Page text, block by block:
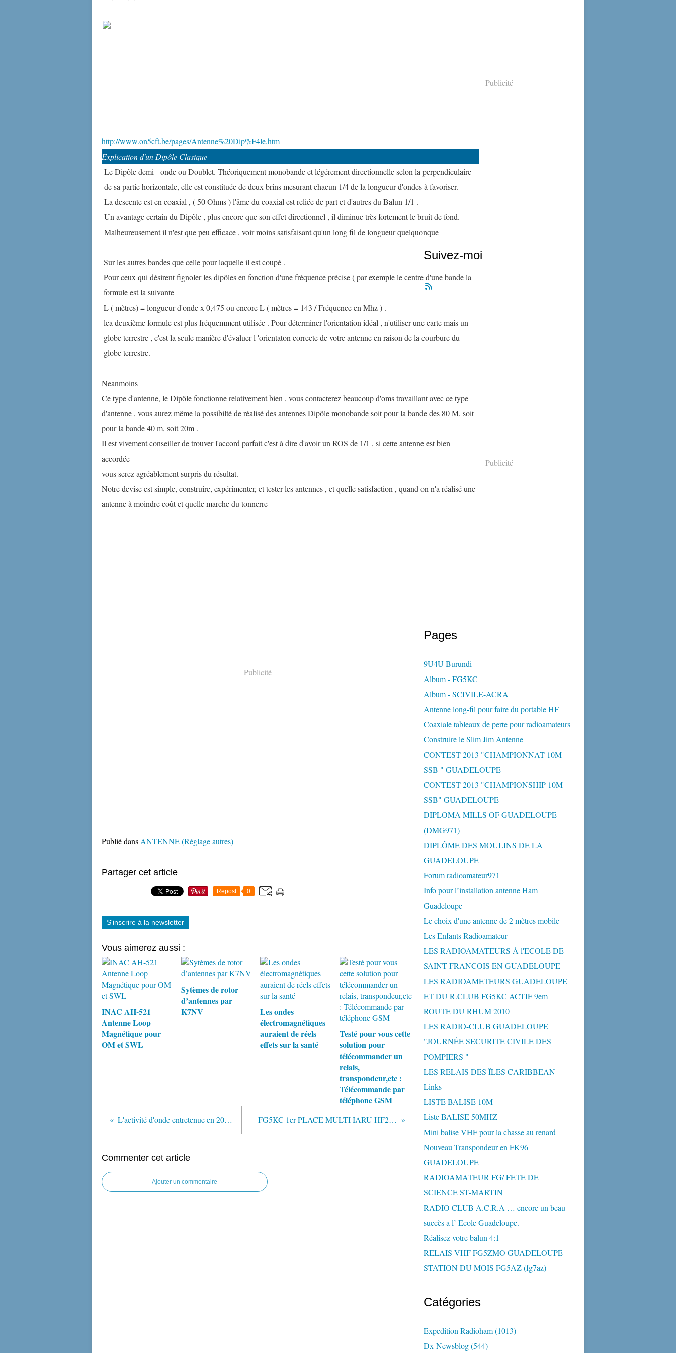
http://www.on5cft.be/pages/Antenne%20Dip%F4le.htm
Explication d'un Dipôle Clasique
Le Dipôle demi - onde ou Doublet. Théoriquement monobande et légérement directionnelle selon la perpendiculaire
de sa partie horizontale, elle est constituée de deux brins mesurant chacun 1/4 de la longueur d'ondes à favoriser.
La descente est en coaxial , ( 50 Ohms ) l'âme du coaxial est reliée de part et d'autres du Balun 1/1 .
Un avantage certain du Dipôle , plus encore que son effet directionnel , il diminue très fortement le bruit de fond.
Malheureusement il n'est que peu efficace , voir moins satisfaisant qu'un long fil de longueur quelquonque
Sur les autres bandes que celle pour laquelle il est coupé .
Pour ceux qui désirent fignoler les dipôles en fonction d'une fréquence précise ( par exemple le centre d'une bande la
formule est la suivante
L ( mètres) = longueur d'onde x 0,475 ou encore L ( mètres = 143 / Fréquence en Mhz ) .
lea deuxième formule est plus fréquemment utilisée . Pour déterminer l'orientation idéal , n'utiliser une carte mais un
globe terrestre , c'est la seule manière d'évaluer l 'orientaton correcte de votre antenne en raison de la courbure du
globe terrestre.
Neanmoins
Ce type d'antenne, le Dipôle fonctionne relativement bien , vous contacterez beaucoup d'oms travaillant avec ce type
d'antenne , vous aurez même la possibilté de réalisé des antennes Dipôle monobande soit pour la bande des 80 M, soit
pour la bande 40 m, soit 20m .
Il est vivement conseiller de trouver l'accord parfait c'est à dire d'avoir un ROS de 1/1 , si cette antenne est bien
accordée
vous serez agréablement surpris du résultat.
Notre devise est simple, construire, expérimenter, et tester les antennes , et quelle satisfaction , quand on n'a réalisé une
antenne à moindre coût et quelle marche du tonnerre
Publicité
Publié dans ANTENNE (Réglage autres)
Partager cet article
Repost 0
S'inscrire à la newsletter
Vous aimerez aussi :
INAC AH-521
Antenne Loop
Magnétique pour
OM et SWL
Sytèmes de rotor
d’antennes par
K7NV
Les ondes
électromagnétiques
auraient de réels
effets sur la santé
Testé pour vous cette
solution pour
télécommander un
relais,
transpondeur,etc :
Télécommande par
téléphone GSM
L'activité d'onde entretenue en 2009 ! FG5KC 1er PLACE MULTI IARU HF2007
Commenter cet article
Ajouter un commentaire
Publicité
Suivez-moi
Publicité
Pages
9U4U Burundi
Album - FG5KC
Album - SCIVILE-ACRA
Antenne long-fil pour faire du portable HF
Coaxiale tableaux de perte pour radioamateurs
Construire le Slim Jim Antenne
CONTEST 2013 "CHAMPIONNAT 10M
SSB " GUADELOUPE
CONTEST 2013 "CHAMPIONSHIP 10M
SSB" GUADELOUPE
DIPLOMA MILLS OF GUADELOUPE
(DMG971)
DIPLÔME DES MOULINS DE LA
GUADELOUPE
Forum radioamateur971
Info pour l’installation antenne Ham
Guadeloupe
Le choix d'une antenne de 2 mètres mobile
Les Enfants Radioamateur
LES RADIOAMATEURS À l'ECOLE DE
SAINT-FRANCOIS EN GUADELOUPE
LES RADIOAMETEURS GUADELOUPE
ET DU R.CLUB FG5KC ACTIF 9em
ROUTE DU RHUM 2010
LES RADIO-CLUB GUADELOUPE
"JOURNÉE SECURITE CIVILE DES
POMPIERS "
LES RELAIS DES ÎLES CARIBBEAN
Links
LISTE BALISE 10M
Liste BALISE 50MHZ
Mini balise VHF pour la chasse au renard
Nouveau Transpondeur en FK96
GUADELOUPE
RADIOAMATEUR FG/ FETE DE
SCIENCE ST-MARTIN
RADIO CLUB A.C.R.A … encore un beau
succès a l’ Ecole Guadeloupe.
Réalisez votre balun 4:1
RELAIS VHF FG5ZMO GUADELOUPE
STATION DU MOIS FG5AZ (fg7az)
Catégories
Expedition Radioham(1013)
Dx-Newsblog(544)